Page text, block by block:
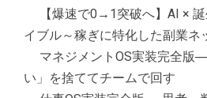
【爆速で0→1突破へ】AI ×
イブル～稼ぎに特化した副業ネ
マネジメントOS実装完全版
い」を捨ててチームで回す